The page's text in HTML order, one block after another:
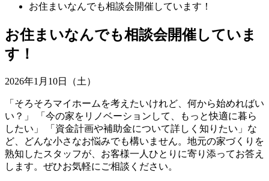
お住まいなんでも相談会開催しています！
お住まいなんでも相談会開催していま
す！
2026年1月10日（土）
「そろそろマイホームを考えたいけれど、何から始めればい
い？」 「今の家をリノベーションして、もっと快適に暮ら
したい」 「資金計画や補助金について詳しく知りたい」な
ど、どんな小さなお悩みでも構いません。地元の家づくりを
熟知したスタッフが、お客様一人ひとりに寄り添ってお答え
します。ぜひお気軽にご相談ください。